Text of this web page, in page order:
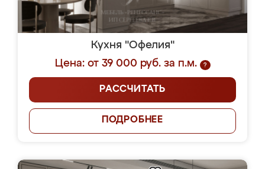
Кухня "Офелия"
Цена: от 39 000 руб. за п.м.
?
РАССЧИТАТЬ
ПОДРОБНЕЕ